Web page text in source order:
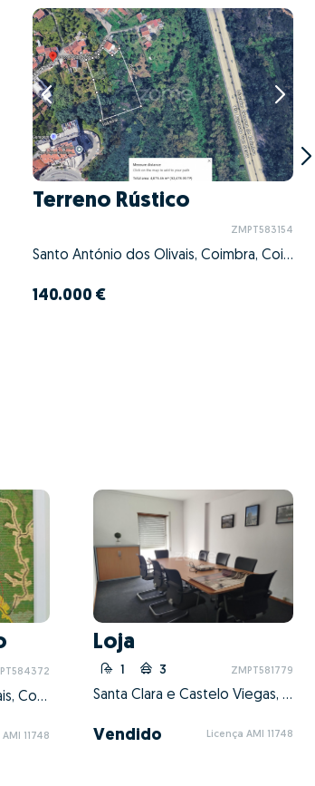
Terreno Rústico
ZMPT583154
Santo António dos Olivais, Coimbra, Coimbra
140.000 €
Santo António dos Olivais, Coimbra, Coimbra
11748
Loja
1 3 ZMPT581779
Santa Clara e Castelo Viegas, Coimbra, Coimbra
Vendido Licença AMI 11748